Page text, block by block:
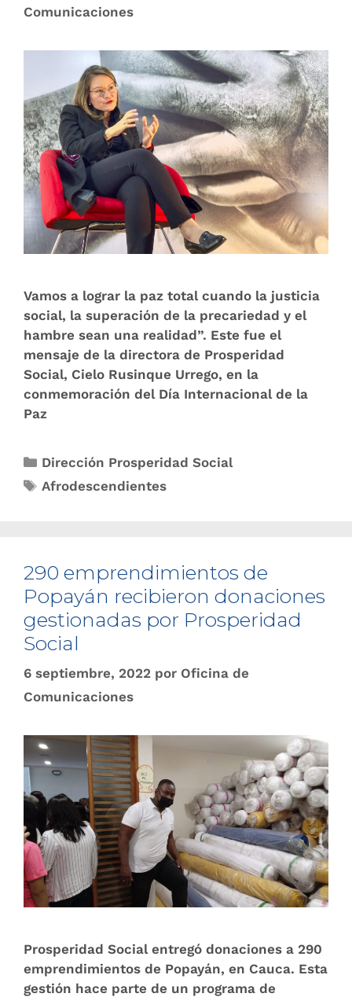
Comunicaciones
Vamos a lograr la paz total cuando la justicia
social, la superación de la precariedad y el
hambre sean una realidad”. Este fue el
mensaje de la directora de Prosperidad
Social, Cielo Rusinque Urrego, en la
conmemoración del Día Internacional de la
Paz
Dirección Prosperidad Social
Afrodescendientes
290 emprendimientos de
Popayán recibieron donaciones
gestionadas por Prosperidad
Social
6 septiembre, 2022 por Oficina de
Comunicaciones
Prosperidad Social entregó donaciones a 290
emprendimientos de Popayán, en Cauca. Esta
gestión hace parte de un programa de